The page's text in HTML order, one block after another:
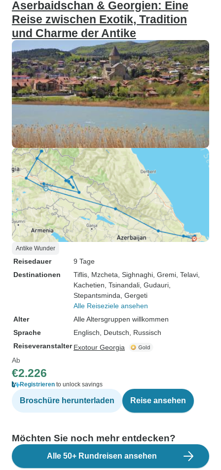
Aserbaidschan & Georgien: Eine
Reise zwischen Exotik, Tradition
und Charme der Antike
Antike Wunder
Reisedauer
9 Tage
Destinationen
Tiflis , Mzcheta , Sighnaghi , Gremi , Telavi
Kachetien , Tsinandali , Gudauri
Stepantsminda , Gergeti
Alle Reiseziele ansehen
Alter
Alle Altersgruppen willkommen
Sprache
Englisch, Deutsch, Russisch
Reiseveranstalter Exotour Georgia
Ab
€2.226
Registrieren to unlock savings
Broschüre herunterladen Reise ansehen
Möchten Sie noch mehr entdecken?
Alle 50+ Rundreisen ansehen